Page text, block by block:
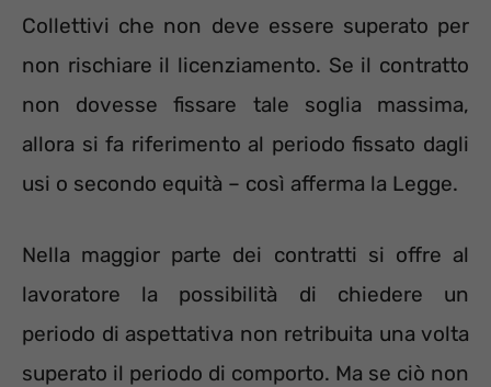
Collettivi che non deve essere superato per
non rischiare il licenziamento. Se il contratto
non dovesse fissare tale soglia massima,
allora si fa riferimento al periodo fissato dagli
usi o secondo equità – così afferma la Legge.
Nella maggior parte dei contratti si offre al
lavoratore la possibilità di chiedere un
periodo di aspettativa non retribuita una volta
superato il periodo di comporto. Ma se ciò non